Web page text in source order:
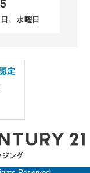
、水曜日